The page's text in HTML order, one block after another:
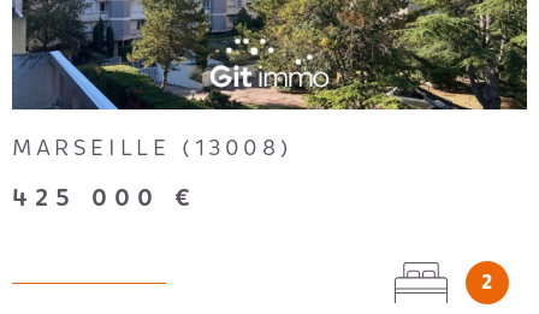
MARSEILLE (13008)
425 000 €
2